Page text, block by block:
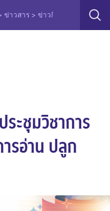
าวสาร > ข่าวกิจกรรมอื่น ๆ > รับ
ะชุมวิชาการ
รอ่าน ปลูก